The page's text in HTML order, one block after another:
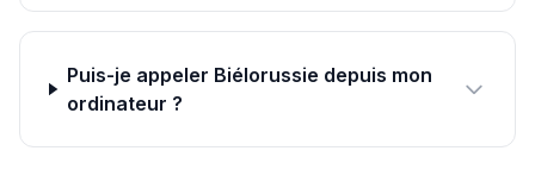
Puis-je appeler Biélorussie depuis mon
ordinateur ?